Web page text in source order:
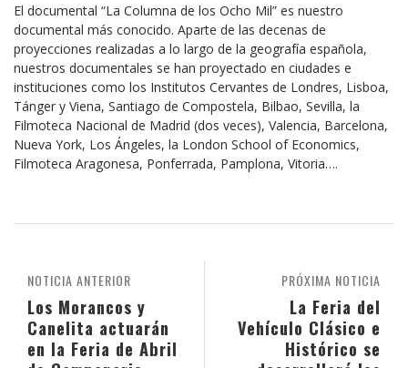
El documental “La Columna de los Ocho Mil” es nuestro
documental más conocido. Aparte de las decenas de
proyecciones realizadas a lo largo de la geografía española,
nuestros documentales se han proyectado en ciudades e
instituciones como los Institutos Cervantes de Londres, Lisboa,
Tánger y Viena, Santiago de Compostela, Bilbao, Sevilla, la
Filmoteca Nacional de Madrid (dos veces), Valencia, Barcelona,
Nueva York, Los Ángeles, la London School of Economics,
Filmoteca Aragonesa, Ponferrada, Pamplona, Vitoria….
PRÓXIMA NOTICIA
La Feria del
Vehículo Clásico e
Histórico se
NOTICIA ANTERIOR
Los Morancos y
Canelita actuarán
en la Feria de Abril